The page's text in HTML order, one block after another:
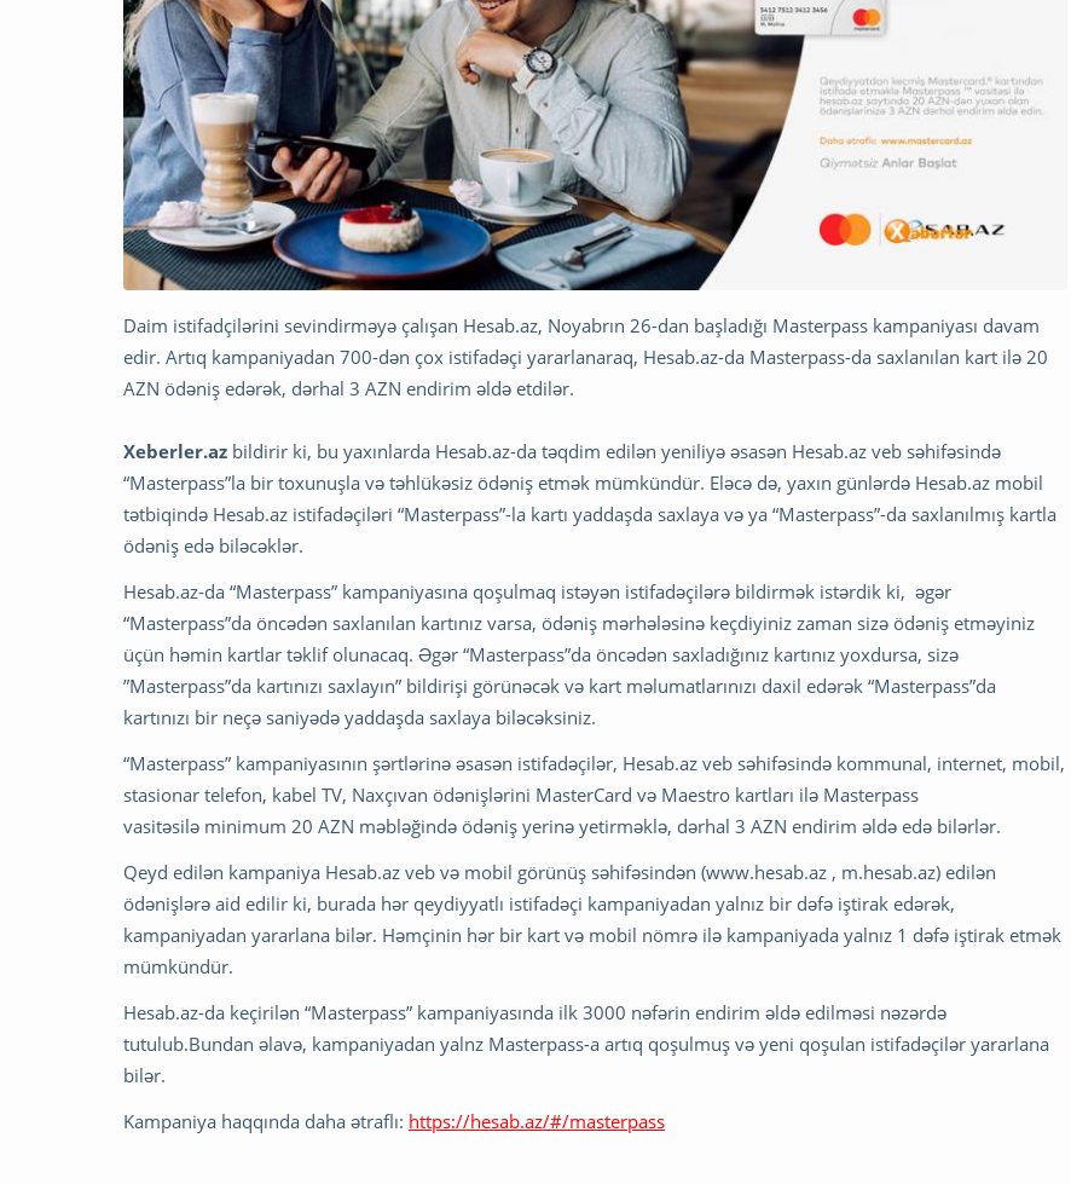
Daim istifadçilərini sevindirməyə çalışan Hesab.az, Noyabrın 26-dan başladığı Masterpass kampaniyası davam
edir. Artıq kampaniyadan 700-dən çox istifadəçi yararlanaraq, Hesab.az-da Masterpass-da saxlanılan kart ilə 20
AZN ödəniş edərək, dərhal 3 AZN endirim əldə etdilər.
Xeberler.az bildirir ki, bu yaxınlarda Hesab.az-da təqdim edilən yeniliyə əsasən Hesab.az veb səhifəsində
“Masterpass”la bir toxunuşla və təhlükəsiz ödəniş etmək mümkündür. Eləcə də, yaxın günlərdə Hesab.az mobil
tətbiqində Hesab.az istifadəçiləri “Masterpass”-la kartı yaddaşda saxlaya və ya “Masterpass”-da saxlanılmış kartla
ödəniş edə biləcəklər.
Hesab.az-da “Masterpass” kampaniyasına qoşulmaq istəyən istifadəçilərə bildirmək istərdik ki, əgər
“Masterpass”da öncədən saxlanılan kartınız varsa, ödəniş mərhələsinə keçdiyiniz zaman sizə ödəniş etməyiniz
üçün həmin kartlar təklif olunacaq. Əgər “Masterpass”da öncədən saxladığınız kartınız yoxdursa, sizə
”Masterpass”da kartınızı saxlayın” bildirişi görünəcək və kart məlumatlarınızı daxil edərək “Masterpass”da
kartınızı bir neçə saniyədə yaddaşda saxlaya biləcəksiniz.
“Masterpass” kampaniyasının şərtlərinə əsasən istifadəçilər, Hesab.az veb səhifəsində kommunal, internet, mobil,
stasionar telefon, kabel TV, Naxçıvan ödənişlərini MasterCard və Maestro kartları ilə Masterpass
vasitəsilə minimum 20 AZN məbləğində ödəniş yerinə yetirməklə, dərhal 3 AZN endirim əldə edə bilərlər.
Qeyd edilən kampaniya Hesab.az veb və mobil görünüş səhifəsindən (www.hesab.az , m.hesab.az) edilən
ödənişlərə aid edilir ki, burada hər qeydiyyatlı istifadəçi kampaniyadan yalnız bir dəfə iştirak edərək,
kampaniyadan yararlana bilər. Həmçinin hər bir kart və mobil nömrə ilə kampaniyada yalnız 1 dəfə iştirak etmək
mümkündür.
Hesab.az-da keçirilən “Masterpass” kampaniyasında ilk 3000 nəfərin endirim əldə edilməsi nəzərdə
tutulub.Bundan əlavə, kampaniyadan yalnz Masterpass-a artıq qoşulmuş və yeni qoşulan istifadəçilər yararlana
bilər.
Kampaniya haqqında daha ətraflı: https://hesab.az/#/masterpass